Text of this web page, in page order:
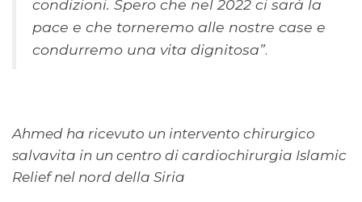
condizioni. Spero che nel 2022 ci sarà la
pace e che torneremo alle nostre case e
condurremo una vita dignitosa”.
Ahmed ha ricevuto un intervento chirurgico
salvavita in un centro di cardiochirurgia Islamic
Relief nel nord della Siria